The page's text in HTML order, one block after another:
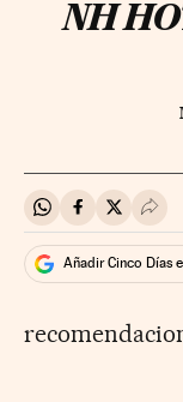
NH
Compartir en
Compartir
Añadir Cinco Días